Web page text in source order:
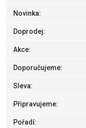
Novinka:
Doprodej:
Akce:
Doporučujeme:
Sleva:
Připravujeme:
Pořadí: